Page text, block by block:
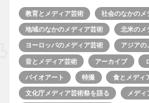
教育とメディア芸術 社会のなかのメ
地域のなかのメディア芸術 北米のメ
ヨーロッパのメディア芸術 アジアの
音とメディア芸術 アーカイブ
バイオアート 特撮 食とメディ
文化庁メディア芸術祭を語る メデ